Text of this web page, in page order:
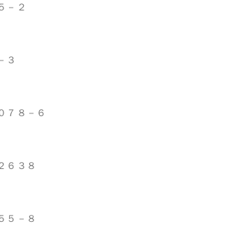
－２
３
７８－６
６３８
５－８